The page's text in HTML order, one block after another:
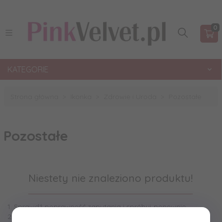
0
KATEGORIE
Pozostałe
Niestety nie znaleziono produktu!
1. Sprawdź poprawność zapytania i spróbuj ponownie.
2. Ogranicz szukane słowa do jednego lub dwóch.